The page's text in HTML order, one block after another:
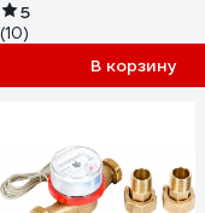
20-03
5
(10)
В корзину